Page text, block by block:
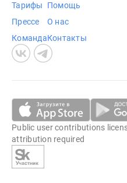
Тарифы
Прессе
Команда
Помощь
О нас
Контакты
Public user contributions
attribution required